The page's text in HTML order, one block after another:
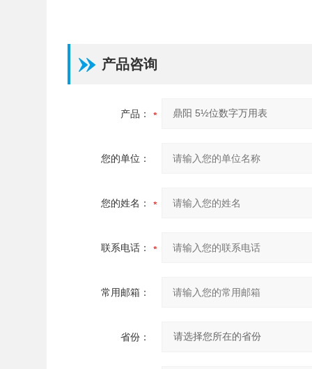
产品咨询
产品：
您的单位：
您的姓名：
联系电话：
常用邮箱：
省份：